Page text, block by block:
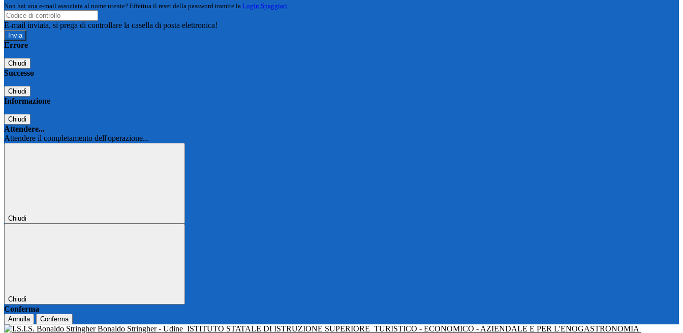
Non hai una e-mail associata al nome utente? Effettua il reset della password tramite la Login Spaggiari
E-mail inviata, si prega di controllare la casella di posta elettronica!
Errore
Chiudi
Successo
Chiudi
Informazione
Chiudi
Attendere...
Attendere il completamento dell'operazione...
Chiudi
Chiudi
Conferma
Annulla Conferma
Bonaldo Stringher - Udine ISTITUTO STATALE DI ISTRUZIONE SUPERIORE TURISTICO - ECONOMICO - AZIENDALE E PER L'ENOGASTRONOMIA